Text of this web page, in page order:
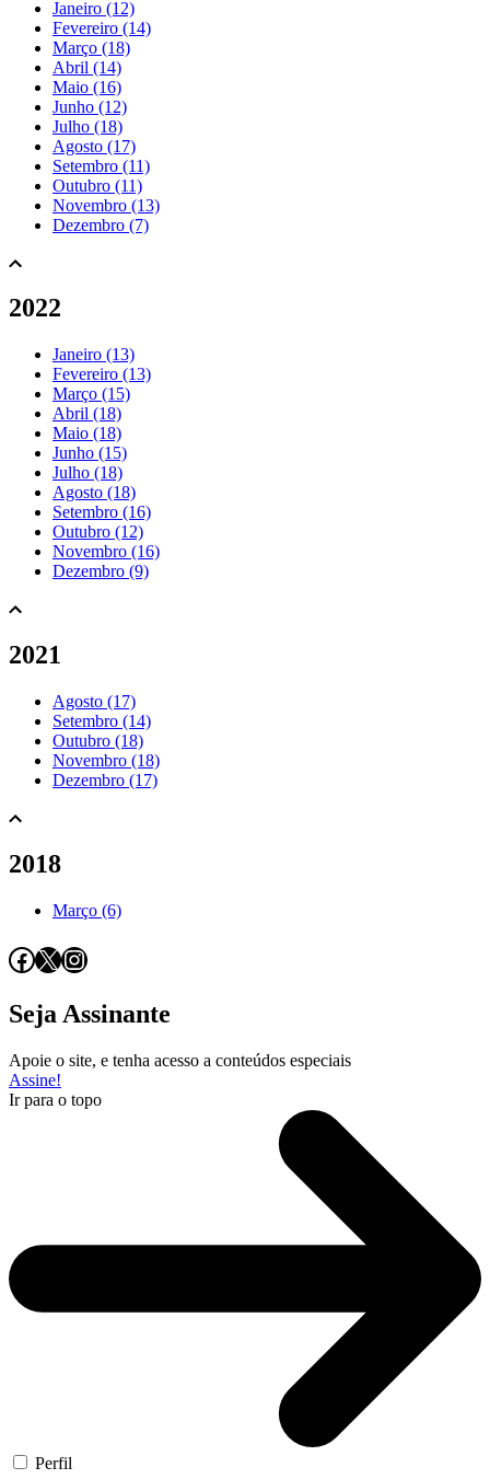
Janeiro (12)
Fevereiro (14)
Março (18)
Abril (14)
Maio (16)
Junho (12)
Julho (18)
Agosto (17)
Setembro (11)
Outubro (11)
Novembro (13)
Dezembro (7)
2022
Janeiro (13)
Fevereiro (13)
Março (15)
Abril (18)
Maio (18)
Junho (15)
Julho (18)
Agosto (18)
Setembro (16)
Outubro (12)
Novembro (16)
Dezembro (9)
2021
Agosto (17)
Setembro (14)
Outubro (18)
Novembro (18)
Dezembro (17)
2018
Março (6)
Facebook
X Instagram
Seja Assinante
Apoie o site, e tenha acesso a conteúdos especiais
Assine!
Ir para o topo
Perfil